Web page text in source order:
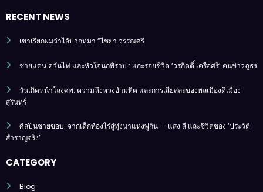
RECENT NEWS
เขาเรียกผมว่าไอ้ปากหมา “ไชยา วรรณศรี
ชายแดน ควันไฟ และหัวใจนกพิราบ : แกะรอยชีวิต ‘วรกิตติ์ เครือศรี’ คนข่าวภูธร
วันเกิดหน้าโลงศพ: ความหึงหวงอำมหิต และการเสียสละของพลเมืองดีเมือง
สุรินทร์
ศิลปินชายขอบ: จากเด็กท้องไร่สู่ทุ่งนาแห่งพู่กัน — แสง สี และชีวิตของ ‘ประวัติ
สำราญจริง’
CATEGORY
Blog